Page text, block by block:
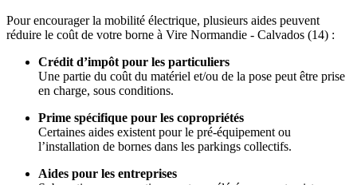
Pour encourager la mobilité électrique, plusieurs aides peuvent
réduire le coût de votre borne à Vire Normandie - Calvados (14) :
Crédit d’impôt pour les particuliers
Une partie du coût du matériel et/ou de la pose peut être prise
en charge, sous conditions.
Prime spécifique pour les copropriétés
Certaines aides existent pour le pré-équipement ou
l’installation de bornes dans les parkings collectifs.
Aides pour les entreprises